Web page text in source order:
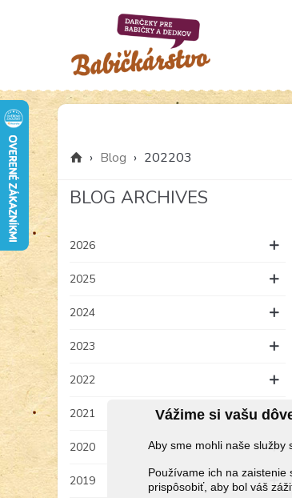
Vážime si vašu
Aby sme mohli naše
Používame ich na
prispôsobiť, aby bol váš
› Blog › 202203
BLOG ARCHIVES
2026
2025
2024
2023
2022
2021
2020
2019